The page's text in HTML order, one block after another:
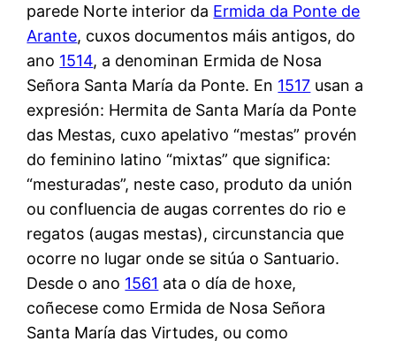
parede Norte interior da Ermida da Ponte de
Arante, cuxos documentos máis antigos, do
ano 1514, a denominan Ermida de Nosa
Señora Santa María da Ponte. En 1517 usan a
expresión: Hermita de Santa María da Ponte
das Mestas, cuxo apelativo “mestas” provén
do feminino latino “mixtas” que significa:
“mesturadas”, neste caso, produto da unión
ou confluencia de augas correntes do rio e
regatos (augas mestas), circunstancia que
ocorre no lugar onde se sitúa o Santuario.
Desde o ano 1561 ata o día de hoxe,
coñecese como Ermida de Nosa Señora
Santa María das Virtudes, ou como